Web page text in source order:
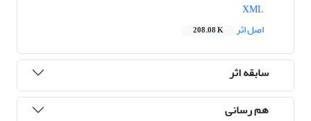
اصل اثر
208.08 K
سابقه اثر
هم رسانی